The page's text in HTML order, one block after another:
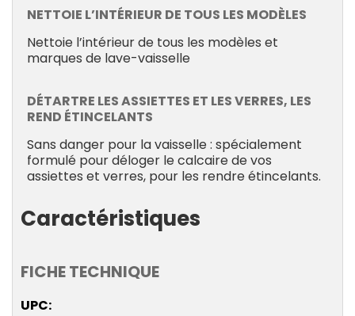
NETTOIE L’INTÉRIEUR DE TOUS LES MODÈLES
Nettoie l’intérieur de tous les modèles et
marques de lave-vaisselle
DÉTARTRE LES ASSIETTES ET LES VERRES, LES
REND ÉTINCELANTS
Sans danger pour la vaisselle : spécialement
formulé pour déloger le calcaire de vos
assiettes et verres, pour les rendre étincelants.
Caractéristiques
FICHE TECHNIQUE
UPC